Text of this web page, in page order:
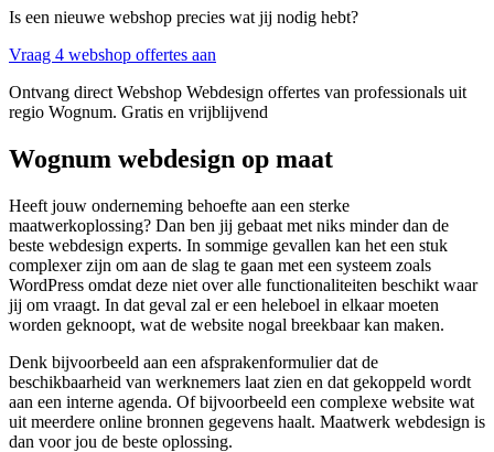
Is een nieuwe webshop precies wat jij nodig hebt?
Vraag 4 webshop offertes aan
Ontvang direct Webshop Webdesign offertes van professionals uit
regio Wognum. Gratis en vrijblijvend
Wognum webdesign op maat
Heeft jouw onderneming behoefte aan een sterke
maatwerkoplossing? Dan ben jij gebaat met niks minder dan de
beste webdesign experts. In sommige gevallen kan het een stuk
complexer zijn om aan de slag te gaan met een systeem zoals
WordPress omdat deze niet over alle functionaliteiten beschikt waar
jij om vraagt. In dat geval zal er een heleboel in elkaar moeten
worden geknoopt, wat de website nogal breekbaar kan maken.
Denk bijvoorbeeld aan een afsprakenformulier dat de
beschikbaarheid van werknemers laat zien en dat gekoppeld wordt
aan een interne agenda. Of bijvoorbeeld een complexe website wat
uit meerdere online bronnen gegevens haalt. Maatwerk webdesign is
dan voor jou de beste oplossing.